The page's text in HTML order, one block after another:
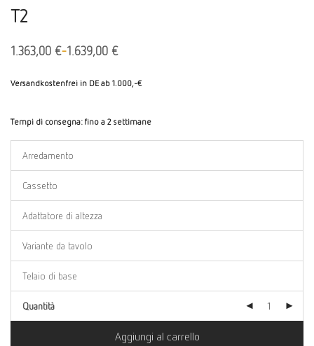
T2
1.363,00 €-1.639,00 €
Versandkostenfrei in DE ab 1.000,-€
Tempi di consegna: fino a 2 settimane
Quantità
Aggiungi al carrello